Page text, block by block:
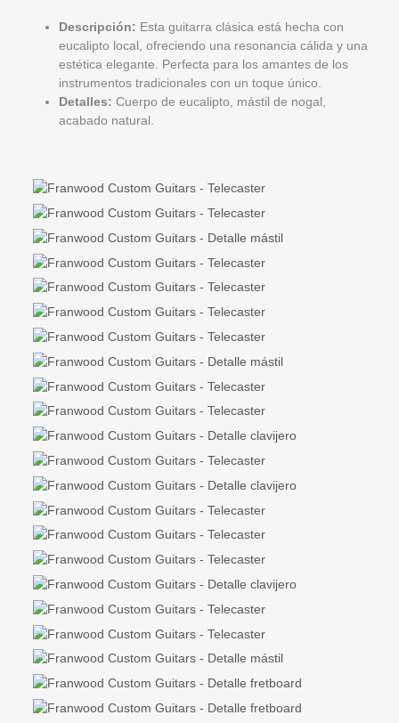
Descripción: Esta guitarra clásica está hecha con
eucalipto local, ofreciendo una resonancia cálida y una
estética elegante. Perfecta para los amantes de los
instrumentos tradicionales con un toque único.
Detalles: Cuerpo de eucalipto, mástil de nogal,
acabado natural.